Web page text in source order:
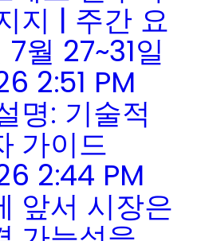
지 | 주간 요
월 27~31일
2:51 PM
명: 기술적
가이드
2:44 PM
앞서 시장은